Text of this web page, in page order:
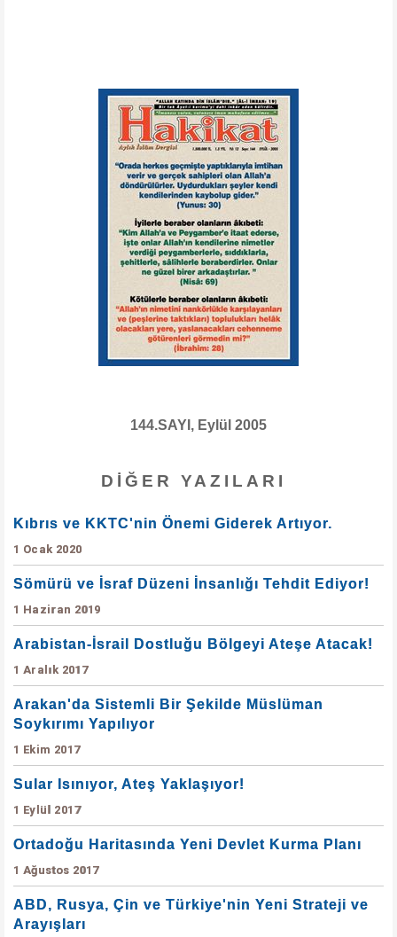
144.SAYI, Eylül 2005
DIĞER YAZILARI
Kıbrıs ve KKTC'nin Önemi Giderek Artıyor.
1 Ocak 2020
Sömürü ve İsraf Düzeni İnsanlığı Tehdit Ediyor!
1 Haziran 2019
Arabistan-İsrail Dostluğu Bölgeyi Ateşe Atacak!
1 Aralık 2017
Arakan'da Sistemli Bir Şekilde Müslüman
Soykırımı Yapılıyor
1 Ekim 2017
Sular Isınıyor, Ateş Yaklaşıyor!
1 Eylül 2017
Ortadoğu Haritasında Yeni Devlet Kurma Planı
1 Ağustos 2017
ABD, Rusya, Çin ve Türkiye'nin Yeni Strateji ve
Arayışları